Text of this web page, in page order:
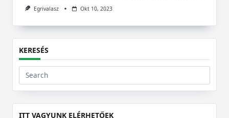
Egrivalasz Okt 10, 2023
KERESÉS
Search
for:
ITT VAGYUNK ELÉRHETŐEK